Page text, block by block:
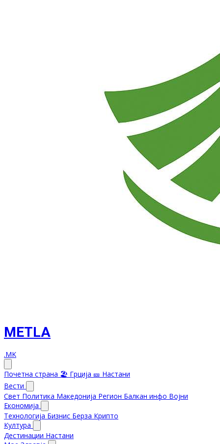
METLA
.MK
Почетна страна 🏖️ Грција 🎫 Настани
Вести
Свет Политика Македонија Регион Балкан инфо Војни
Економија
Технологија Бизнис Берза Крипто
Култура
Дестинации Настани